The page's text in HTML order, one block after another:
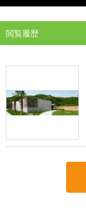
閲覧履歴